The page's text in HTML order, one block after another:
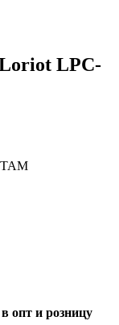
LPC-
опт и розницу